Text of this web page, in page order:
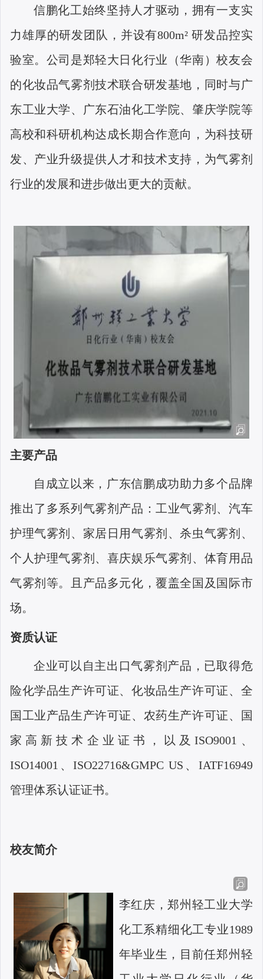
信鹏化工始终坚持人才驱动，拥有一支实
力雄厚的研发团队，并设有800m² 研发品控实
验室。公司是郑轻大日化行业（华南）校友会
的化妆品气雾剂技术联合研发基地，同时与广
东工业大学、广东石油化工学院、肇庆学院等
高校和科研机构达成长期合作意向，为科技研
发、产业升级提供人才和技术支持，为气雾剂
行业的发展和进步做出更大的贡献。
主要产品
自成立以来，广东信鹏成功助力多个品牌
推出了多系列气雾剂产品：工业气雾剂、汽车
护理气雾剂、家居日用气雾剂、杀虫气雾剂、
个人护理气雾剂、喜庆娱乐气雾剂、体育用品
气雾剂等。且产品多元化，覆盖全国及国际市
场。
资质认证
企业可以自主出口气雾剂产品，已取得危
险化学品生产许可证、化妆品生产许可证、全
国工业产品生产许可证、农药生产许可证、国
家高新技术企业证书，以及ISO9001 、
ISO14001 、ISO22716&GMPC US 、 IATF16949
管理体系认证证书。
校友简介
李红庆，郑州轻工业大学
化工系精细化工专业1989
年毕业生，目前任郑州轻